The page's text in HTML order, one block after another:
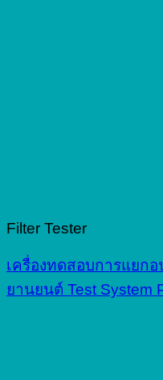
Filter Tester
เครื่องทดสอบการแยก
ยานยนต์ Test System